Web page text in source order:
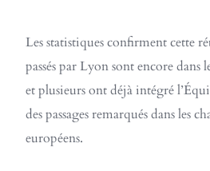
Les statistiques confirment cette
passés par Lyon sont encore dans
et plusieurs ont déjà intégré
des passages remarqués dans les
européens.